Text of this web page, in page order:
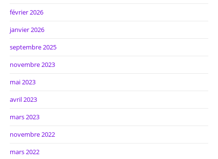
février 2026
janvier 2026
septembre 2025
novembre 2023
mai 2023
avril 2023
mars 2023
novembre 2022
mars 2022